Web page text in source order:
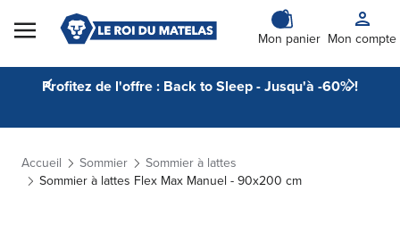
Skip to Content
Mon panier Mon compte
Profitez de l'offre : Back to Sleep - Jusqu'à -60% !
Accueil Sommier
Sommier à lattes
Sommier à lattes Flex Max Manuel - 90x200 cm